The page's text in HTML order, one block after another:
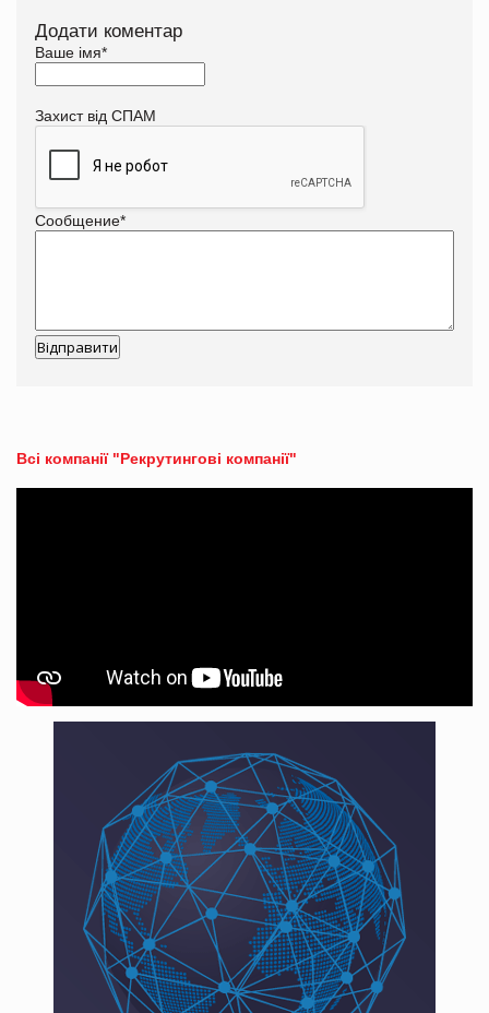
Додати коментар
Ваше імя*
Захист від СПАМ
Сообщение*
Всі компанії "Рекрутингові компанії"